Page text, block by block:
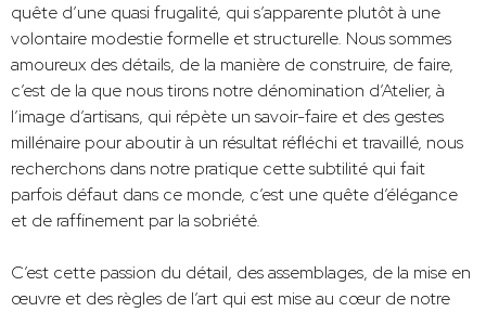
quête d’une quasi frugalité, qui s’apparente plutôt à une
volontaire modestie formelle et structurelle. Nous sommes
amoureux des détails, de la manière de construire, de faire,
c’est de la que nous tirons notre dénomination d’Atelier, à
l’image d’artisans, qui répète un savoir-faire et des gestes
millénaire pour aboutir à un résultat réfléchi et travaillé, nous
recherchons dans notre pratique cette subtilité qui fait
parfois défaut dans ce monde, c’est une quête d’élégance
et de raffinement par la sobriété.
C’est cette passion du détail, des assemblages, de la mise en
œuvre et des règles de l’art qui est mise au cœur de notre